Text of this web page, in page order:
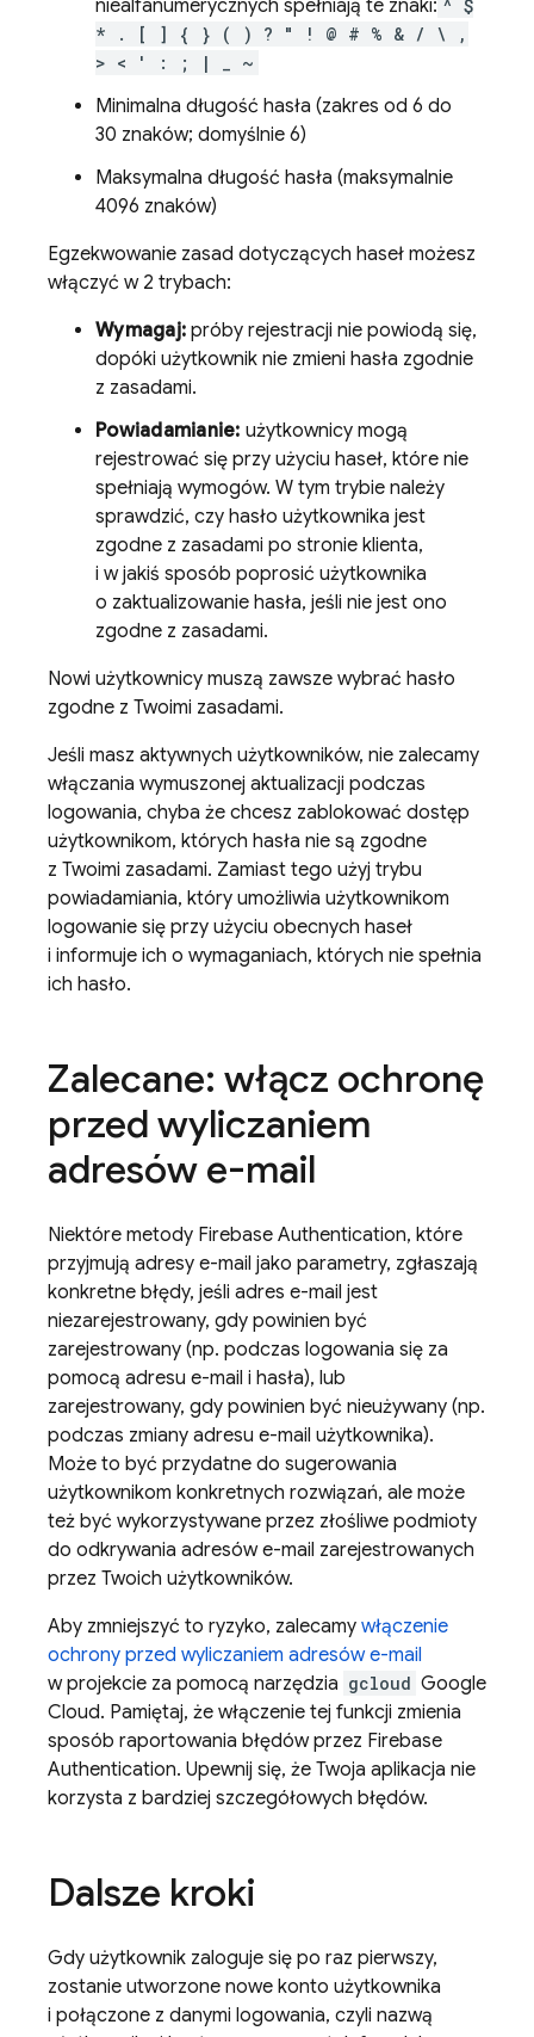
niealfanumerycznych spełniają te znaki: ^ $
* . [ ] { } ( ) ? " ! @ # % & / \ ,
> < ' : ; | _ ~
Minimalna długość hasła (zakres od 6 do
30 znaków; domyślnie 6)
Maksymalna długość hasła (maksymalnie
4096 znaków)
Egzekwowanie zasad dotyczących haseł możesz
włączyć w 2 trybach:
Wymagaj: próby rejestracji nie powiodą się,
dopóki użytkownik nie zmieni hasła zgodnie
z zasadami.
Powiadamianie: użytkownicy mogą
rejestrować się przy użyciu haseł, które nie
spełniają wymogów. W tym trybie należy
sprawdzić, czy hasło użytkownika jest
zgodne z zasadami po stronie klienta,
i w jakiś sposób poprosić użytkownika
o zaktualizowanie hasła, jeśli nie jest ono
zgodne z zasadami.
Nowi użytkownicy muszą zawsze wybrać hasło
zgodne z Twoimi zasadami.
Jeśli masz aktywnych użytkowników, nie zalecamy
włączania wymuszonej aktualizacji podczas
logowania, chyba że chcesz zablokować dostęp
użytkownikom, których hasła nie są zgodne
z Twoimi zasadami. Zamiast tego użyj trybu
powiadamiania, który umożliwia użytkownikom
logowanie się przy użyciu obecnych haseł
i informuje ich o wymaganiach, których nie spełnia
ich hasło.
Zalecane: włącz ochronę
przed wyliczaniem
adresów e-mail
Niektóre metody Firebase Authentication, które
przyjmują adresy e-mail jako parametry, zgłaszają
konkretne błędy, jeśli adres e-mail jest
niezarejestrowany, gdy powinien być
zarejestrowany (np. podczas logowania się za
pomocą adresu e-mail i hasła), lub
zarejestrowany, gdy powinien być nieużywany (np.
podczas zmiany adresu e-mail użytkownika).
Może to być przydatne do sugerowania
użytkownikom konkretnych rozwiązań, ale może
też być wykorzystywane przez złośliwe podmioty
do odkrywania adresów e-mail zarejestrowanych
przez Twoich użytkowników.
Aby zmniejszyć to ryzyko, zalecamy włączenie
ochrony przed wyliczaniem adresów e-mail
w projekcie za pomocą narzędzia gcloud Google
Cloud. Pamiętaj, że włączenie tej funkcji zmienia
sposób raportowania błędów przez Firebase
Authentication. Upewnij się, że Twoja aplikacja nie
korzysta z bardziej szczegółowych błędów.
Dalsze kroki
Gdy użytkownik zaloguje się po raz pierwszy,
zostanie utworzone nowe konto użytkownika
i połączone z danymi logowania, czyli nazwą